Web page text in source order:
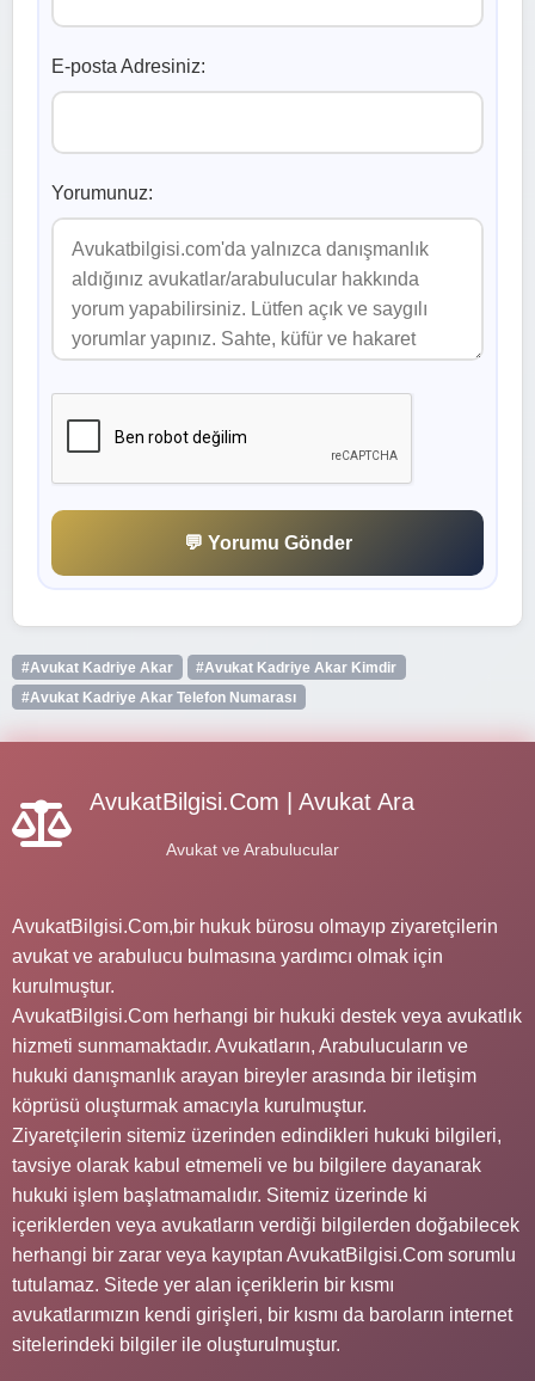
E-posta Adresiniz:
Yorumunuz:
💬 Yorumu Gönder
#Avukat Kadriye Akar
#Avukat Kadriye Akar Kimdir
#Avukat Kadriye Akar Telefon Numarası
AvukatBilgisi.Com | Avukat Ara
Avukat ve Arabulucular
AvukatBilgisi.Com,bir hukuk bürosu olmayıp ziyaretçilerin
avukat ve arabulucu bulmasına yardımcı olmak için
kurulmuştur.
AvukatBilgisi.Com herhangi bir hukuki destek veya avukatlık
hizmeti sunmamaktadır. Avukatların, Arabulucuların ve
hukuki danışmanlık arayan bireyler arasında bir iletişim
köprüsü oluşturmak amacıyla kurulmuştur.
Ziyaretçilerin sitemiz üzerinden edindikleri hukuki bilgileri,
tavsiye olarak kabul etmemeli ve bu bilgilere dayanarak
hukuki işlem başlatmamalıdır. Sitemiz üzerinde ki
içeriklerden veya avukatların verdiği bilgilerden doğabilecek
herhangi bir zarar veya kayıptan AvukatBilgisi.Com sorumlu
tutulamaz. Sitede yer alan içeriklerin bir kısmı
avukatlarımızın kendi girişleri, bir kısmı da baroların internet
sitelerindeki bilgiler ile oluşturulmuştur.